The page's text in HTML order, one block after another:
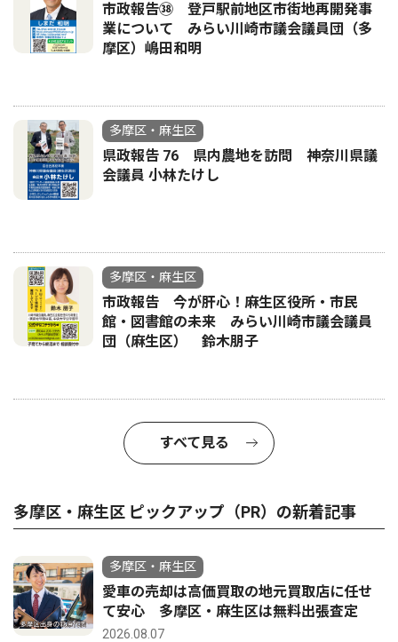
市政報告㊳ 登戸駅前地区市街地再開発事
業について みらい川崎市議会議員団（多
摩区）嶋田和明
多摩区・麻生区
県政報告 76 県内農地を訪問 神奈川県議
会議員 小林たけし
多摩区・麻生区
市政報告 今が肝心！麻生区役所・市民
館・図書館の未来 みらい川崎市議会議員
団（麻生区） 鈴木朋子
すべて見る
多摩区・麻生区 ピックアップ（PR）の新着記事
多摩区・麻生区
愛車の売却は高価買取の地元買取店に任せ
て安心 多摩区・麻生区は無料出張査定
2026.08.07